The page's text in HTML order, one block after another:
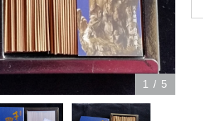
1 / 5